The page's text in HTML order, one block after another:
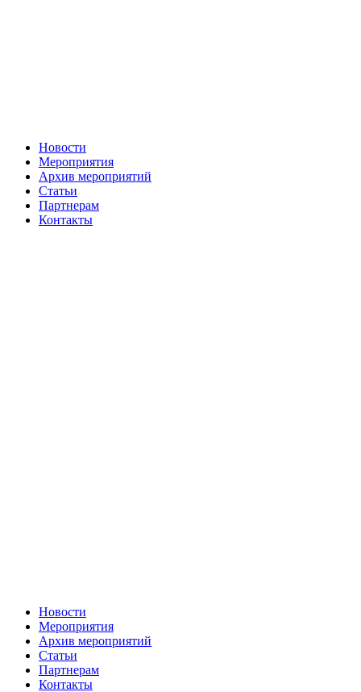
Новости
Мероприятия
Архив мероприятий
Статьи
Партнерам
Контакты
Новости
Мероприятия
Архив мероприятий
Статьи
Партнерам
Контакты